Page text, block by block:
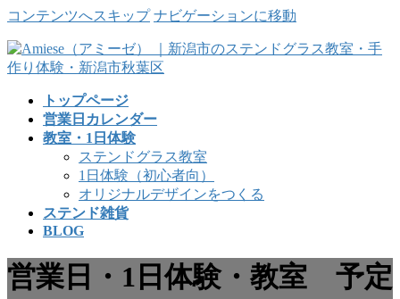
コンテンツへスキップ ナビゲーションに移動
トップページ
営業日カレンダー
教室・1日体験
ステンドグラス教室
1日体験（初心者向）
オリジナルデザインをつくる
ステンド雑貨
BLOG
営業日・1日体験・教室 予定